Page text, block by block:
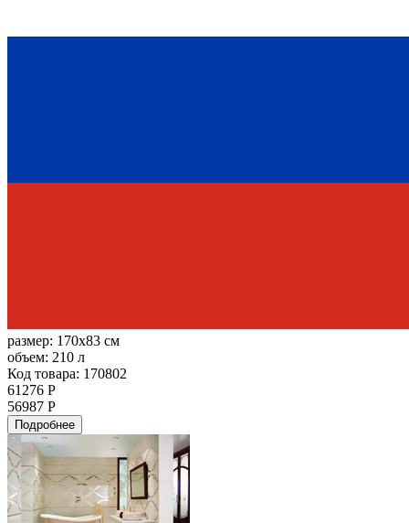
размер: 170x83 см
объем: 210 л
Код товара: 170802
61276 Р
56987 Р
Подробнее